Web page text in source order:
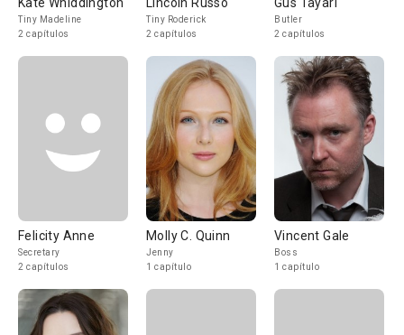
Tiny Madeline
2 capítulos
Tiny Roderick
2 capítulos
Butler
2 capítulos
Felicity Anne
Secretary
2 capítulos
Molly C. Quinn
Jenny
1 capítulo
Vincent Gale
Boss
1 capítulo